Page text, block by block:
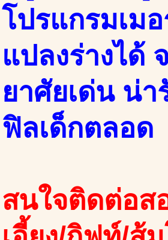
โปรแกรมเม
แปลงร่างได้
ยาศัยเด่น น่า
ฟิลเด็กตลอด
สนใจติดต่อส